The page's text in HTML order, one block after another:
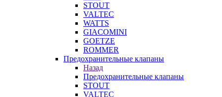
STOUT
VALTEC
WATTS
GIACOMINI
GOETZE
ROMMER
Предохранительные клапаны
Назад
Предохранительные клапаны
STOUT
VALTEC